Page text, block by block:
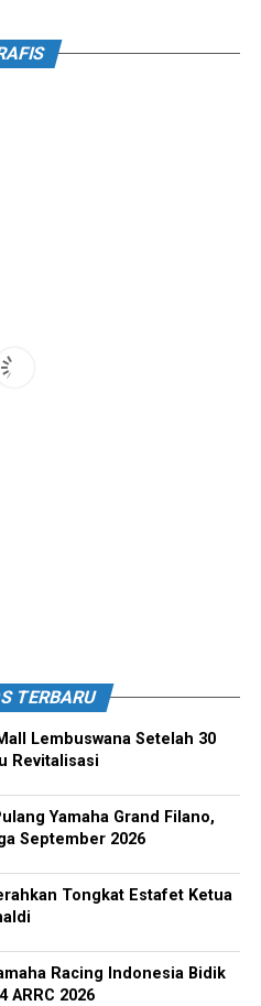
TERBARU
Lembuswana Setelah 30
Revitalisasi
Yamaha Grand Filano,
September 2026
Tongkat Estafet Ketua
Racing Indonesia Bidik
ARRC 2026